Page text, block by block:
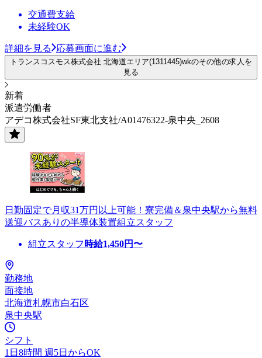
交通費支給
未経験OK
詳細を見る 応募画面に進む
トランスコスモス株式会社 北海道エリア(1311445)wkのその他の求人を
見る
新着
派遣労働者
アデコ株式会社SF東北支社/A01476322-泉中央_2608
日勤固定で月収31万円以上可能！寮完備＆泉中央駅から無料
送迎バスありの半導体装置組立スタッフ
組立スタッフ 時給1,450円〜
勤務地
面接地
北海道札幌市白石区
泉中央駅
シフト
1日8時間 週5日からOK